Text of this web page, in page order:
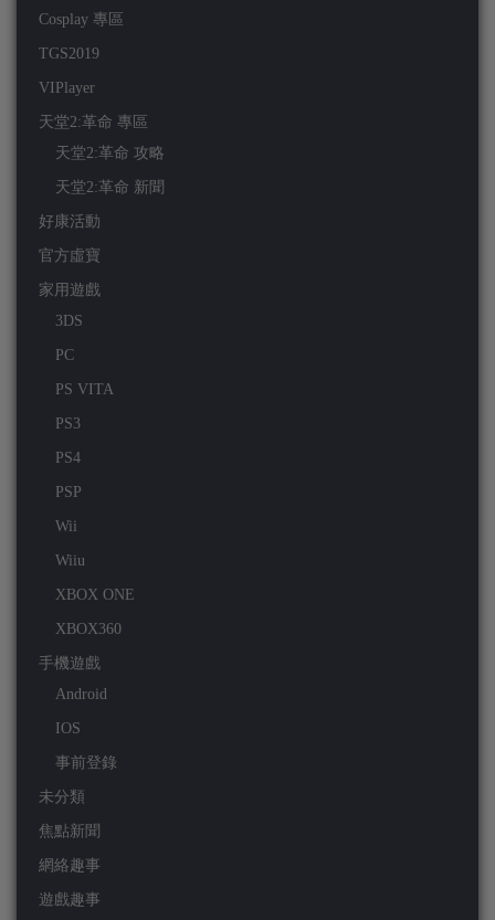
Cosplay 專區
TGS2019
VIPlayer
天堂2:革命 專區
天堂2:革命 攻略
天堂2:革命 新聞
好康活動
官方虛寶
家用遊戲
3DS
PC
PS VITA
PS3
PS4
PSP
Wii
Wiiu
XBOX ONE
XBOX360
手機遊戲
Android
IOS
事前登錄
未分類
焦點新聞
網絡趣事
遊戲趣事